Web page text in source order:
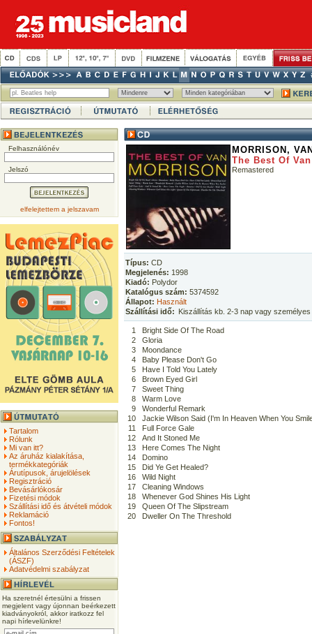
Felhasználónév
Jelszó
elfelejtettem a jelszavam
Tartalom
Rólunk
Mi van itt?
Az áruház kialakítása,
termékkategóriák
Árutípusok, árujelölések
Regisztráció
Bevásárlókosár
Fizetési módok
Szállítási idő és átvételi módok
Reklamáció
Fontos!
Általános Szerződési Feltételek
(ÁSZF)
Adatvédelmi szabályzat
Ha szeretnél értesülni a frissen
megjelent vagy újonnan beérkezett
kiadványokról, akkor iratkozz fel
napi hírlevelünkre!
MORRISON,
The Best Of
Remastered
Típus: CD
Megjelenés: 1998
Kiadó: Polydor
Katalógus szám: 5374592
Állapot: Használt
Szállítási idő: Kiszállítás kb. 2-3 nap vagy
1
Bright Side Of The Road
2
Gloria
3
Moondance
4
Baby Please Don't Go
5
Have I Told You Lately
6
Brown Eyed Girl
7
Sweet Thing
8
Warm Love
9
Wonderful Remark
10
Jackie Wilson Said (I'm In Heaven When You
11
Full Force Gale
12
And It Stoned Me
13
Here Comes The Night
14
Domino
15
Did Ye Get Healed?
16
Wild Night
17
Cleaning Windows
18
Whenever God Shines His Light
19
Queen Of The Slipstream
20
Dweller On The Threshold